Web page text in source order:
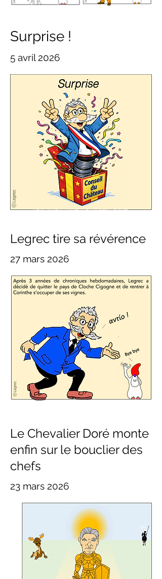
Surprise !
5 avril 2026
Legrec tire sa révérence
27 mars 2026
Le Chevalier Doré monte
enfin sur le bouclier des
chefs
23 mars 2026